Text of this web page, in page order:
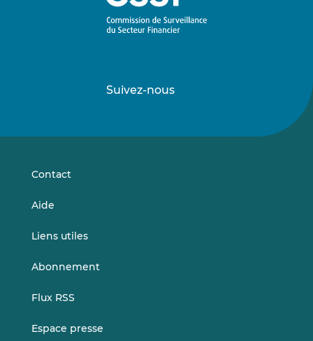
Suivez-nous
sursur
Contact
Aide
Liens utiles
Abonnement
Flux RSS
Espace presse